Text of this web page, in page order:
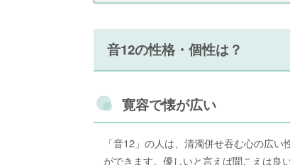
音12の性格・個性は？
寛容で懐が広い
「音12」の人は、清濁併せ吞む心の広
ができます。優しいと言えば聞こえは良